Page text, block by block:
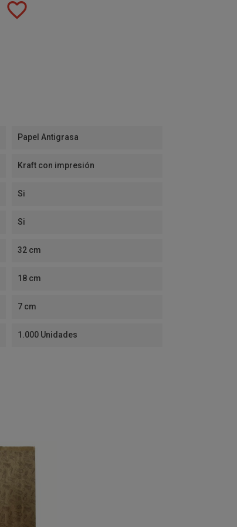
favorite_border
Papel Antigrasa
Kraft con impresión
Si
Si
32 cm
18 cm
7 cm
1.000 Unidades